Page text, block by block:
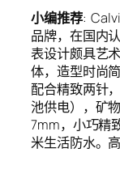
小编推荐:
品牌，在国内
表设计颇具艺
体，造型时尚
配合精致两针
池供电），矿
7mm，小巧精
米生活防水。高